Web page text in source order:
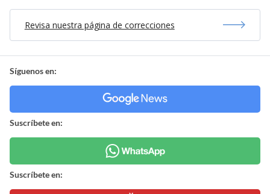
Revisa nuestra página de correcciones
Síguenos en:
Suscríbete en:
Suscríbete en: